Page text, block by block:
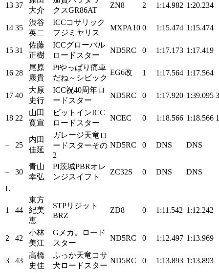
13 37
大介
クスGR86AT
ZN8 2 1:14.982 1:20.234
14 35
渋谷
英二
ICCコサリック
フジミヤリス
MXPA10 0 1:15.474 1:15.474
15 31
佐藤
正樹
ICCグローバル
ロードスター
ND5RC 0 1:17.173 1:17.419
16 28
尾原
康貴
Piやっぱり痛車
だね～シビック
EG6改 1 1:17.564 1:17.564
17 40
大原
史行
ICC祝40周年ロ
ードスター
ND5RC 0 1:17.920 1:39.095 3
18 22
山田
寛宣
ピットインICC
ロードスター
NCEC 0 1:18.566 1:18.566 1
– 25
内田
佳延
ガレージ天竜ロ
ードスターその
2
ND5RC 0 DNS DNS
– 30
青山
幸弘
PI茨城PBRオレ
ンジスイフト
ZC32S 0 DNS
DNS
L
1 44
東方
紀美
恵
STPリジット
BRZ
ZD8 0 1:11.542 1:12.242
2 42
小林
美江
Gメカ。ロード
スター
ND5RC 0 1:12.497 1:13.969
3 43
高橋
史佳
ふっか天竜コサ
犬ロードスター
ND5RC 0 1:13.893 1:13.893